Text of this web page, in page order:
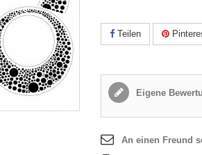
Teilen
Eigene
An einen Freund